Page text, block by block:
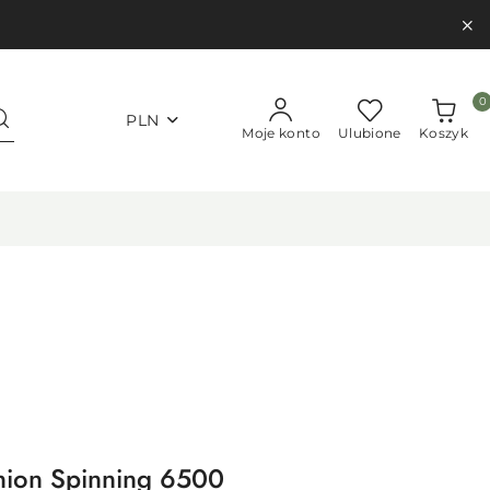
PLN
Moje konto Ulubione Koszyk
0
Spinning 6500